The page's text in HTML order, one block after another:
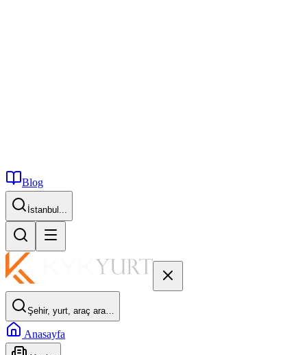
Blog
İstanbul...
Şehir, yurt, araç ara…
Anasayfa